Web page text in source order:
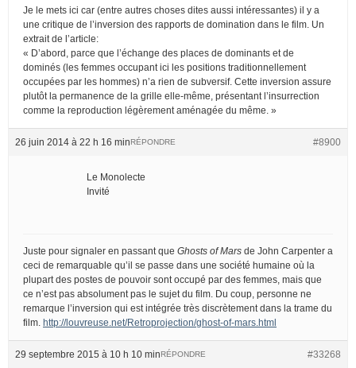
Je le mets ici car (entre autres choses dites aussi intéressantes) il y a
une critique de l’inversion des rapports de domination dans le film. Un
extrait de l’article:
« D’abord, parce que l’échange des places de dominants et de
dominés (les femmes occupant ici les positions traditionnellement
occupées par les hommes) n’a rien de subversif. Cette inversion assure
plutôt la permanence de la grille elle-même, présentant l’insurrection
comme la reproduction légèrement aménagée du même. »
26 juin 2014 à 22 h 16 min #8900
RÉPONDRE
Le Monolecte
Invité
Juste pour signaler en passant que Ghosts of Mars de John Carpenter a
ceci de remarquable qu’il se passe dans une société humaine où la
plupart des postes de pouvoir sont occupé par des femmes, mais que
ce n’est pas absolument pas le sujet du film. Du coup, personne ne
remarque l’inversion qui est intégrée très discrètement dans la trame du
film. http://louvreuse.net/Retroprojection/ghost-of-mars.html
29 septembre 2015 à 10 h 10 min #33268
RÉPONDRE